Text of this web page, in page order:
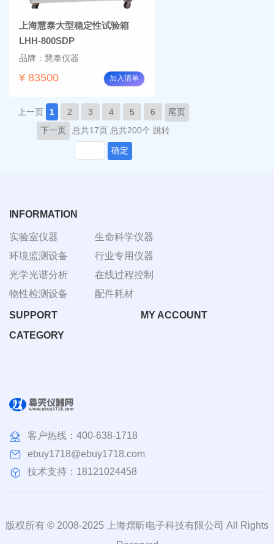
上海慧泰大型稳定性试验箱
LHH-800SDP
品牌：慧泰仪器
¥ 83500 加入清单
上一页 1 2 3 4 5 6
尾页
下一页
总共17页 总共200个 跳转
确定
INFORMATION
实验室仪器
环境监测设备
光学光谱分析
物性检测设备
生命科学仪器
行业专用仪器
在线过程控制
配件耗材
SUPPORT
MY ACCOUNT
CATEGORY
客户热线： 400-638-1718
ebuy1718@ebuy1718.com
技术支持：18121024458
版权所有 © 2008-2025 上海熠昕电子科技有限公司 All Rights